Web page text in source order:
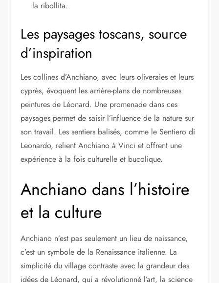
la ribollita.
Les paysages toscans, source
d’inspiration
Les collines d’Anchiano, avec leurs oliveraies et leurs
cyprès, évoquent les arrière-plans de nombreuses
peintures de Léonard. Une promenade dans ces
paysages permet de saisir l’influence de la nature sur
son travail. Les sentiers balisés, comme le Sentiero di
Leonardo, relient Anchiano à Vinci et offrent une
expérience à la fois culturelle et bucolique.
Anchiano dans l’histoire
et la culture
Anchiano n’est pas seulement un lieu de naissance,
c’est un symbole de la Renaissance italienne. La
simplicité du village contraste avec la grandeur des
idées de Léonard, qui a révolutionné l’art, la science